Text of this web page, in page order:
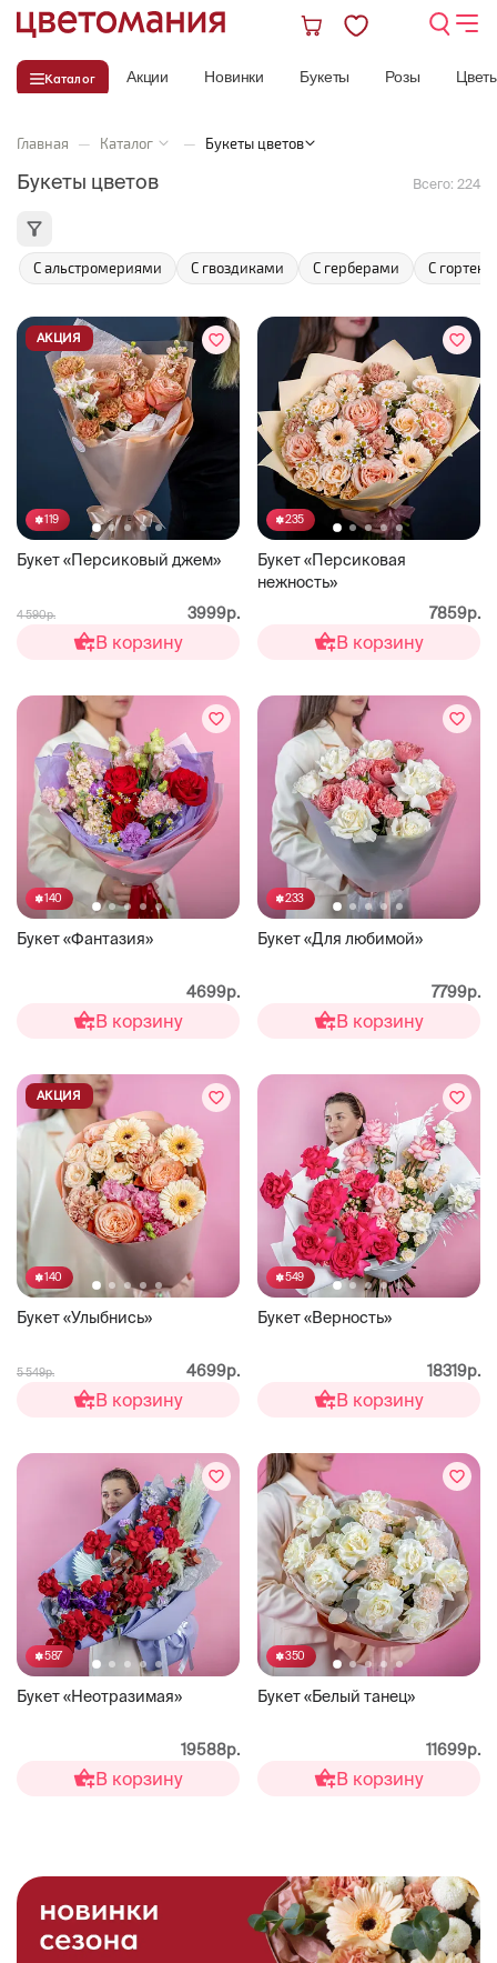
Каталог Акции Новинки Букеты Розы
Главная — Каталог — Букеты цветов
Букеты цветов Всего: 224
С альстромериями С гвоздиками С герберами С
119
Букет «Персиковый джем»
АКЦИЯ
4 590р. 3999р.
В корзину
235
Букет «Персиковая
нежность»
7859р.
В корзину
140
Букет «Фантазия»
4699р.
В корзину
233
Букет «Для любимой»
7799р.
В корзину
140
Букет «Улыбнись»
АКЦИЯ
5 549р. 4699р.
В корзину
549
Букет «Верность»
18319р.
В корзину
587
Букет «Неотразимая»
19588р.
В корзину
350
Букет «Белый танец»
11699р.
В корзину